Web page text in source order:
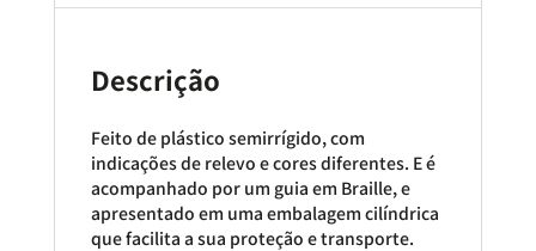
Descrição
Feito de plástico semirrígido, com
indicações de relevo e cores diferentes. E é
acompanhado por um guia em Braille, e
apresentado em uma embalagem cilíndrica
que facilita a sua proteção e transporte.